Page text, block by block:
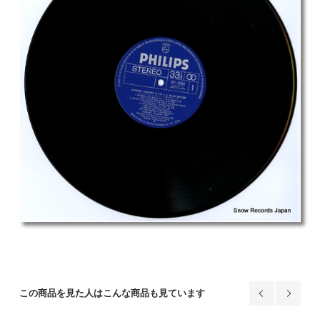
この商品を見た人はこんな商品も見ています